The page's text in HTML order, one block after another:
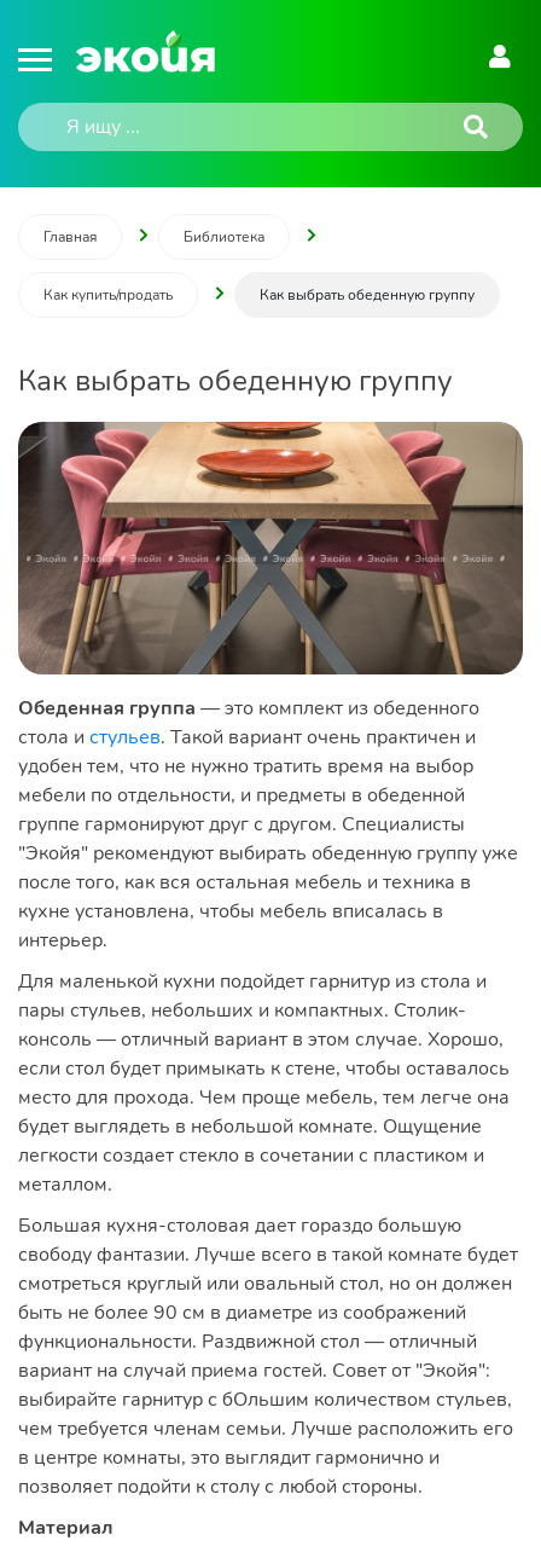
Главная Библиотека
Как купить/продать Как выбрать обеденную группу
Как выбрать обеденную группу
Обеденная группа — это комплект из обеденного
стола и стульев. Такой вариант очень практичен и
удобен тем, что не нужно тратить время на выбор
мебели по отдельности, и предметы в обеденной
группе гармонируют друг с другом. Специалисты
"Экойя" рекомендуют выбирать обеденную группу уже
после того, как вся остальная мебель и техника в
кухне установлена, чтобы мебель вписалась в
интерьер.
Для маленькой кухни подойдет гарнитур из стола и
пары стульев, небольших и компактных. Столик-
консоль — отличный вариант в этом случае. Хорошо,
если стол будет примыкать к стене, чтобы оставалось
место для прохода. Чем проще мебель, тем легче она
будет выглядеть в небольшой комнате. Ощущение
легкости создает стекло в сочетании с пластиком и
металлом.
Большая кухня-столовая дает гораздо большую
свободу фантазии. Лучше всего в такой комнате будет
смотреться круглый или овальный стол, но он должен
быть не более 90 см в диаметре из соображений
функциональности. Раздвижной стол — отличный
вариант на случай приема гостей. Совет от "Экойя":
выбирайте гарнитур с бОльшим количеством стульев,
чем требуется членам семьи. Лучше расположить его
в центре комнаты, это выглядит гармонично и
позволяет подойти к столу с любой стороны.
Материал